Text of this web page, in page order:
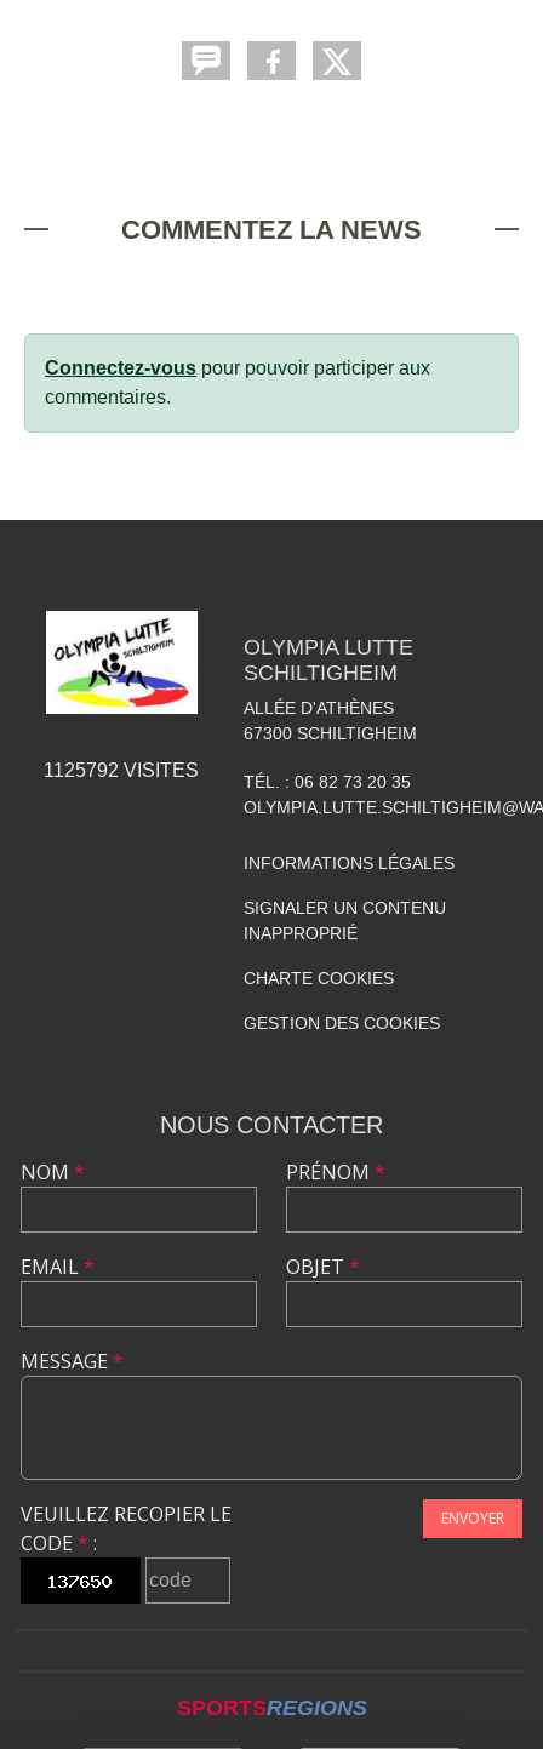
COMMENTEZ LA NEWS
Connectez-vous pour pouvoir participer aux
commentaires.
1125792 VISITES
OLYMPIA LUTTE
SCHILTIGHEIM
ALLÉE D'ATHÈNES
67300 SCHILTIGHEIM
TÉL. : 06 82 73 20 35
INFORMATIONS LÉGALES
SIGNALER UN CONTENU
INAPPROPRIÉ
CHARTE COOKIES
GESTION DES COOKIES
NOUS CONTACTER
NOM *
EMAIL*
PRÉNOM *
OBJET *
MESSAGE *
VEUILLEZ RECOPIER LE
CODE * :
ENVOYER
SPORTSREGIONS